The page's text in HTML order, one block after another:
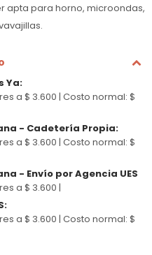
apta para horno, microondas,
Ya:
a $ 3.600 | Costo normal: $
- Cadetería Propia:
a $ 3.600 | Costo normal: $
- Envío por Agencia UES
a $ 3.600 |
:
a $ 3.600 | Costo normal: $